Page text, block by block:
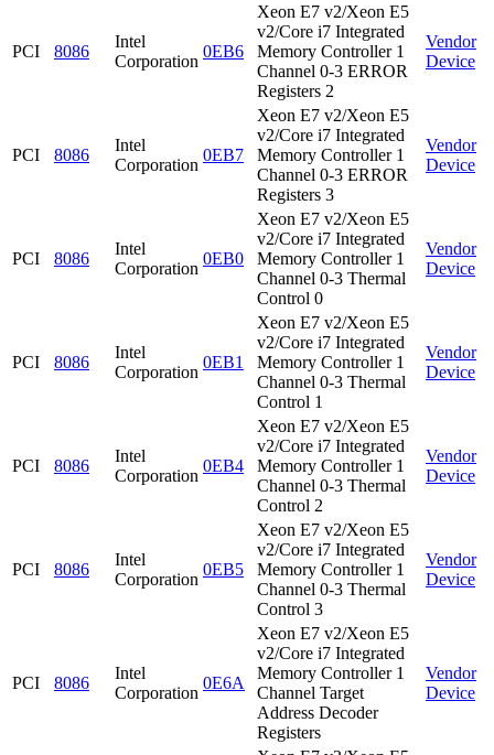
PCI 8086
Intel
Corporation
0EB6
Xeon E7 v2/Xeon E5
v2/Core i7 Integrated
Memory Controller 1
Channel 0-3 ERROR
Registers 2
Vendor
Device
PCI 8086
Intel
Corporation
0EB7
Xeon E7 v2/Xeon E5
v2/Core i7 Integrated
Memory Controller 1
Channel 0-3 ERROR
Registers 3
Vendor
Device
PCI 8086
Intel
Corporation
0EB0
Xeon E7 v2/Xeon E5
v2/Core i7 Integrated
Memory Controller 1
Channel 0-3 Thermal
Control 0
Vendor
Device
PCI 8086
Intel
Corporation
0EB1
Xeon E7 v2/Xeon E5
v2/Core i7 Integrated
Memory Controller 1
Channel 0-3 Thermal
Control 1
Vendor
Device
PCI 8086
Intel
Corporation
0EB4
Xeon E7 v2/Xeon E5
v2/Core i7 Integrated
Memory Controller 1
Channel 0-3 Thermal
Control 2
Vendor
Device
PCI 8086
Intel
Corporation
0EB5
Xeon E7 v2/Xeon E5
v2/Core i7 Integrated
Memory Controller 1
Channel 0-3 Thermal
Control 3
Vendor
Device
PCI 8086
Intel
Corporation
0E6A
Xeon E7 v2/Xeon E5
v2/Core i7 Integrated
Memory Controller 1
Channel Target
Address Decoder
Registers
Vendor
Device